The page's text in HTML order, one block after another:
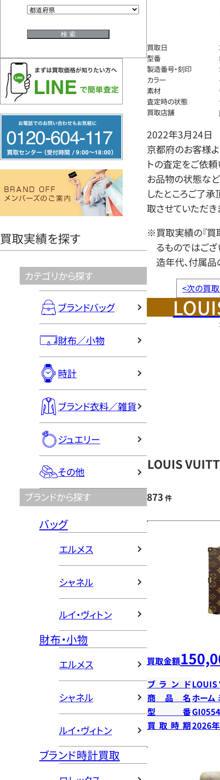
リ
ー
ヤ
買取実績を探す
カテゴリから探す
ブランドバッグ
財布／小物
時計
ブランド衣料／雑貨
ジュエリー
その他
ブランドから探す
バッグ
エルメス
シャネル
ルイ・ヴィトン
財布・小物
エルメス
シャネル
ルイ・ヴィトン
ブランド時計買取
買取日
型番
製造番号・刻印
カラー
素材
査定時の状態
買取店舗
2022年3月24日
京都府のお客様よ
トの査定をご依頼
お品物の状態など
したところご了
取させていただき
※買取実績の『買
るものではござ
造年代、付属品
<次の買
LOUIS
873 件
買取金額
ブランドLOUIS
商品名 ホーム
型番GI0554
買取時期2026